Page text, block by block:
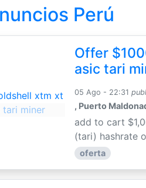
Perú
Offer
asic tari
05 Ago - 22:31
, Puerto
add to cart
(tari) hashrate
oferta